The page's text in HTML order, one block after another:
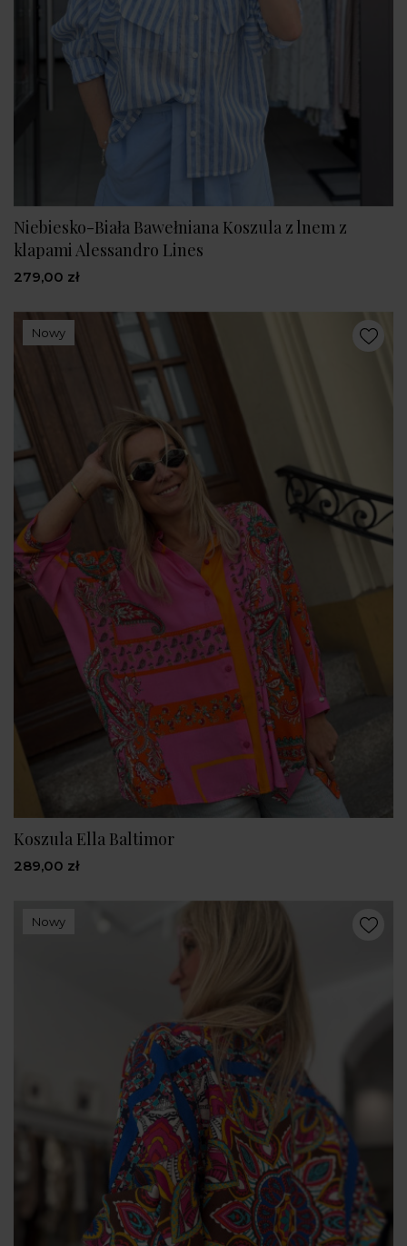
Niebiesko-Biała Bawełniana Koszula z lnem z
klapami Alessandro Lines
279,00 zł
Nowy
Koszula Ella Baltimor
289,00 zł
Nowy